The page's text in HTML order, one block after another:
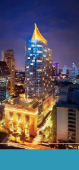
Point
Sukhumvit 55